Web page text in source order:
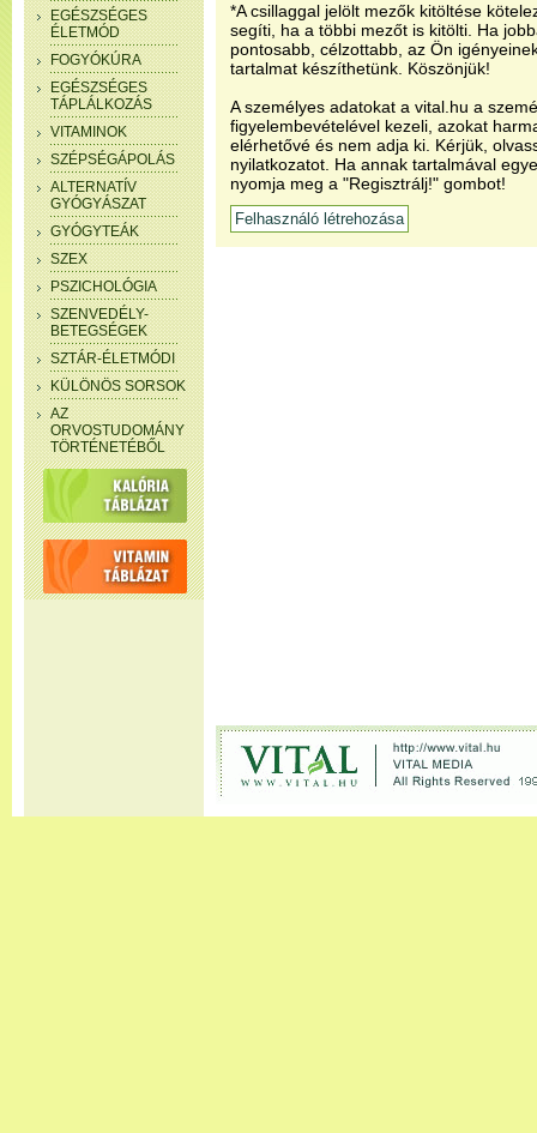
EGÉSZSÉGES
ÉLETMÓD
FOGYÓKÚRA
EGÉSZSÉGES
TÁPLÁLKOZÁS
VITAMINOK
SZÉPSÉGÁPOLÁS
ALTERNATÍV
GYÓGYÁSZAT
GYÓGYTEÁK
SZEX
PSZICHOLÓGIA
SZENVEDÉLY-
BETEGSÉGEK
SZTÁR-ÉLETMÓDI
KÜLÖNÖS SORSOK
AZ
ORVOSTUDOMÁNY
TÖRTÉNETÉBŐL
*A csillaggal jelölt mezők kitöltése
segíti, ha a többi mezőt is kitölti. Ha
pontosabb, célzottabb, az Ön
tartalmat készíthetünk. Köszönjük!
A személyes adatokat a vital.hu a
figyelembevételével kezeli, azokat
elérhetővé és nem adja ki. Kérjük,
nyilatkozatot. Ha annak tartalmával
nyomja meg a "Regisztrálj!" gombot!